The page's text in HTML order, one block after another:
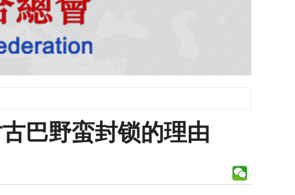
巴野蛮封锁的理由